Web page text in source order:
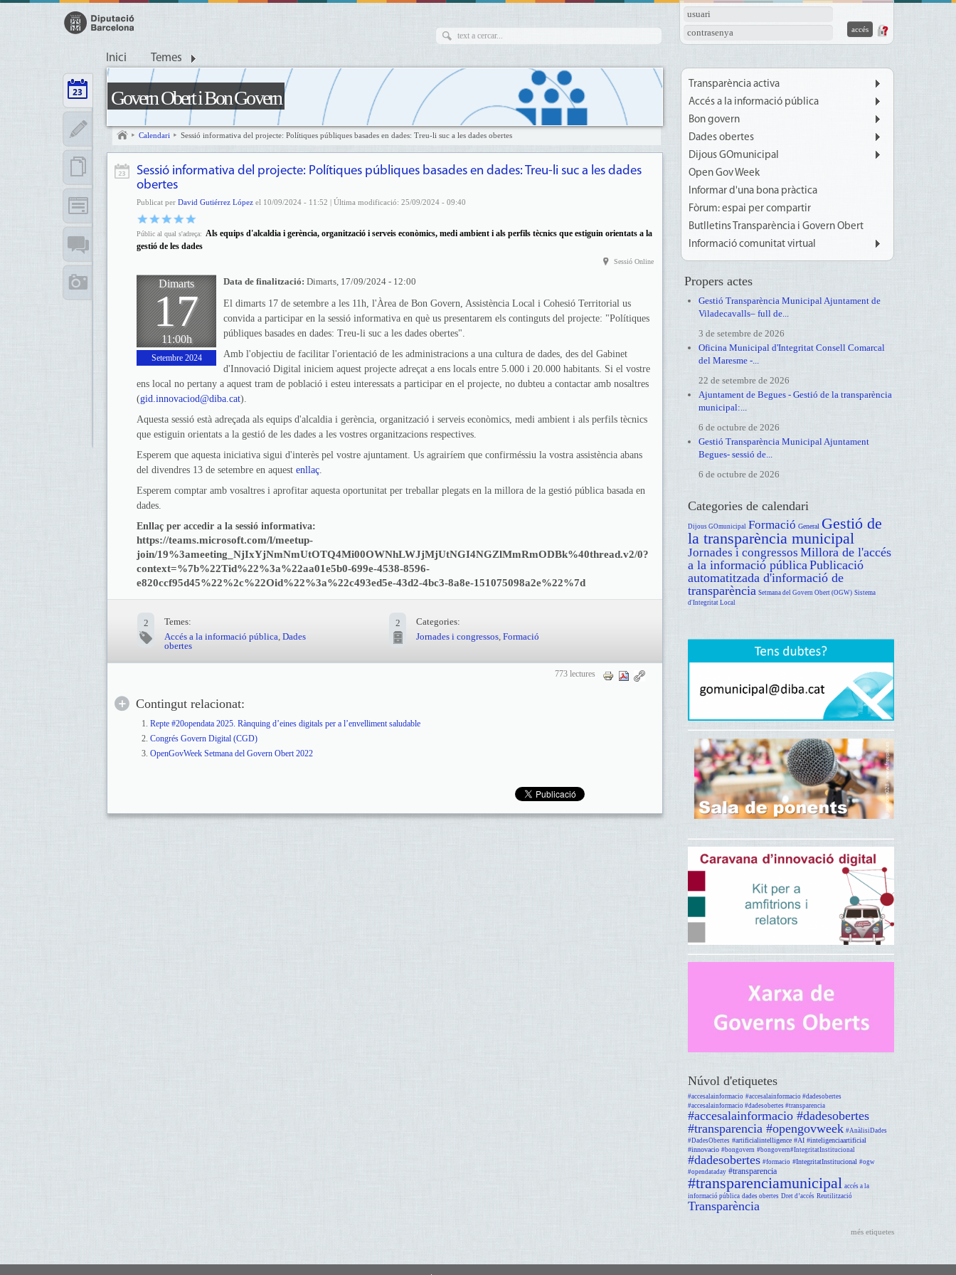
usuari
contrasenya
Inici Temes
Govern Obert i Bon Govern
Calendari Sessió informativa del projecte: Polítiques públiques basades en dades: Treu-li suc a les dades obertes
Sessió informativa del projecte: Polítiques públiques basades en dades: Treu-li suc a les dades
obertes
Publicat per David Gutiérrez López el 10/09/2024 - 11:52 | Última modificació: 25/09/2024 - 09:40
Públic al qual s'adreça: Als equips d'alcaldia i gerència, organització i serveis econòmics, medi ambient i als perfils tècnics que estiguin orientats a la
gestió de les dades
Sessió Online
Dimarts
17
11:00h
Setembre 2024
Data de finalització: Dimarts, 17/09/2024 - 12:00
El dimarts 17 de setembre a les 11h, l'Àrea de Bon Govern, Assistència Local i Cohesió Territorial us
convida a participar en la sessió informativa en què us presentarem els continguts del projecte: "Polítiques
públiques basades en dades: Treu-li suc a les dades obertes".
Amb l'objectiu de facilitar l'orientació de les administracions a una cultura de dades, des del Gabinet
d'Innovació Digital iniciem aquest projecte adreçat a ens locals entre 5.000 i 20.000 habitants. Si el vostre
ens local no pertany a aquest tram de població i esteu interessats a participar en el projecte, no dubteu a contactar amb nosaltres
(gid.innovaciod@diba.cat).
Aquesta sessió està adreçada als equips d'alcaldia i gerència, organització i serveis econòmics, medi ambient i als perfils tècnics
que estiguin orientats a la gestió de les dades a les vostres organitzacions respectives.
Esperem que aquesta iniciativa sigui d'interès pel vostre ajuntament. Us agrairíem que confirméssiu la vostra assistència abans
del divendres 13 de setembre en aquest enllaç.
Esperem comptar amb vosaltres i aprofitar aquesta oportunitat per treballar plegats en la millora de la gestió pública basada en
dades.
Enllaç per accedir a la sessió informativa:
https://teams.microsoft.com/l/meetup-
join/19%3ameeting_NjIxYjNmNmUtOTQ4Mi00OWNhLWJjMjUtNGI4NGZlMmRmODBk%40thread.v2/0?
context=%7b%22Tid%22%3a%22aa01e5b0-699e-4538-8596-
e820ccf95d45%22%2c%22Oid%22%3a%22c493ed5e-43d2-4bc3-8a8e-151075098a2e%22%7d
2
Temes:
Accés a la informació pública, Dades
obertes
2
Categories:
Jornades i congressos, Formació
773 lectures
Contingut relacionat:
Repte #20opendata 2025. Rànquing d’eines digitals per a l’envelliment saludable
Congrés Govern Digital (CGD)
OpenGovWeek Setmana del Govern Obert 2022
Transparència activa
Accés a la informació pública
Bon govern
Dades obertes
Dijous GOmunicipal
Open Gov Week
Informar d'una bona pràctica
Fòrum: espai per compartir
Butlletins Transparència i Govern Obert
Informació comunitat virtual
Propers actes
Gestió Transparència Municipal Ajuntament de
Viladecavalls– full de...
3 de setembre de 2026
Oficina Municipal d'Integritat Consell Comarcal
del Maresme -...
22 de setembre de 2026
Ajuntament de Begues - Gestió de la transparència
municipal:...
6 de octubre de 2026
Gestió Transparència Municipal Ajuntament
Begues- sessió de...
6 de octubre de 2026
Categories de calendari
Dijous GOmunicipal Formació General Gestió de
la transparència municipal
Jornades i congressos Millora de l'accés
a la informació públicaPublicació
automatitzada d'informació de
transparència Setmana del Govern Obert (OGW) Sistema
d'Integritat Local
Núvol d'etiquetes
#accesalainformacio #accesalainformacio #dadesobertes
#accesalainformacio #dadesobertes #transparencia
#accesalainformacio #dadesobertes
#transparencia #opengovweek #AnàlisiDades
#DadesObertes #artificialintelligence #AI #inteligenciaartificial
#innovacio #bongovern #bongovern#IntegritatInstitucional
#dadesobertes #formacio #IntegritatInstitucional #ogw
#opendataday #transparencia
#transparenciamunicipal accés a la
informació pública dades obertes Dret d’accés Reutilització
Transparència
més etiquetes